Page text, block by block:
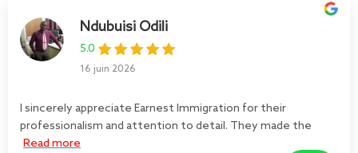
Ndubuisi Odili
5.0
16 juin 2026
I sincerely appreciate Earnest Immigration for their
professionalism and attention to detail. They made the
Read more